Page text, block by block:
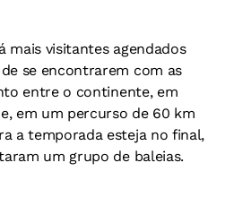
mais visitantes agendados
se encontrarem com as
entre o continente, em
em um percurso de 60 km
a temporada esteja no final,
um grupo de baleias.